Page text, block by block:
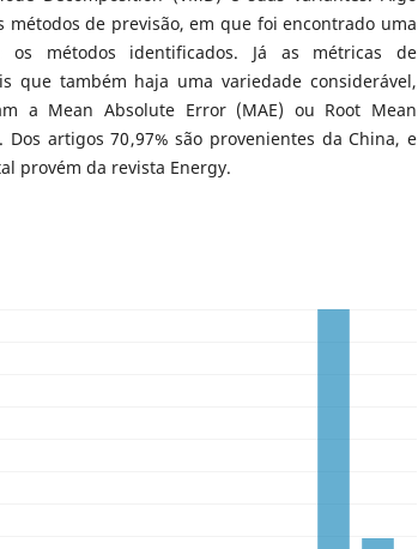
métodos de previsão, em que foi encontrado uma
os métodos identificados. Já as métricas de
que também haja uma variedade considerável,
a Mean Absolute Error (MAE) ou Root Mean
Dos artigos 70,97% são provenientes da China, e
provém da revista Energy.